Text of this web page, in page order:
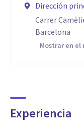
Dirección
Carrer
Barcelona
Mostrar en el
Experiencia